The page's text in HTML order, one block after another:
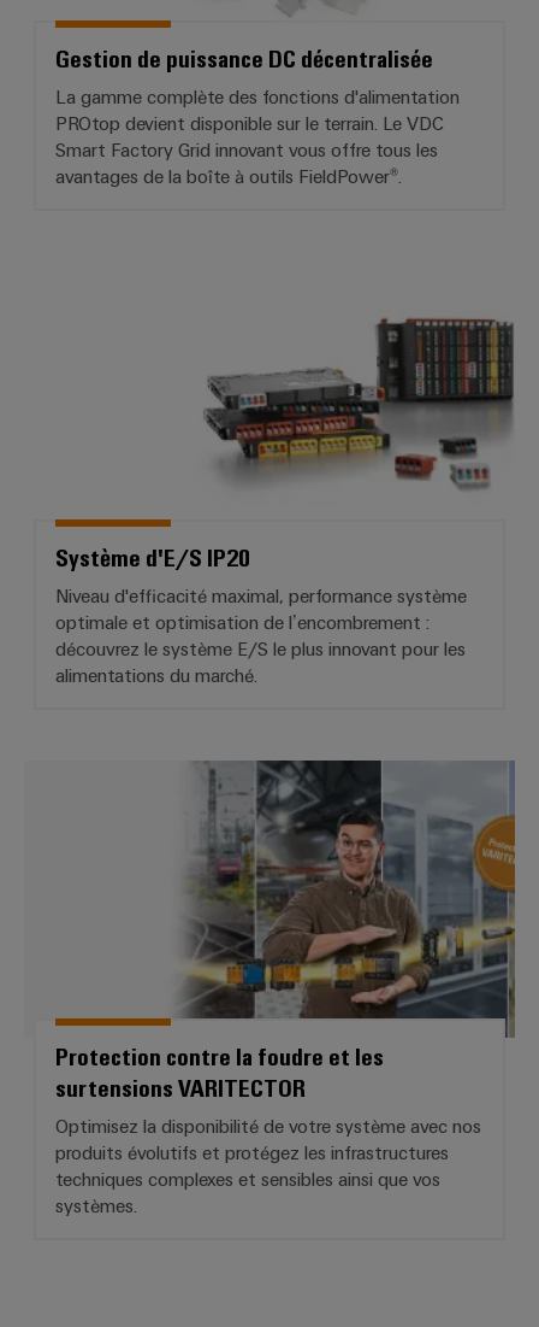
Gestion de puissance DC décentralisée
La gamme complète des fonctions d'alimentation
PROtop devient disponible sur le terrain. Le VDC
Smart Factory Grid innovant vous offre tous les
avantages de la boîte à outils FieldPower®.
Système d'E/S IP20
Niveau d'efficacité maximal, performance système
optimale et optimisation de l’encombrement :
découvrez le système E/S le plus innovant pour les
alimentations du marché.
Protection contre la foudre et les
Protection contre la foudre et les
surtensions VARITECTOR
Optimisez la disponibilité de votre système avec nos
produits évolutifs et protégez les infrastructures
techniques complexes et sensibles ainsi que vos
systèmes.